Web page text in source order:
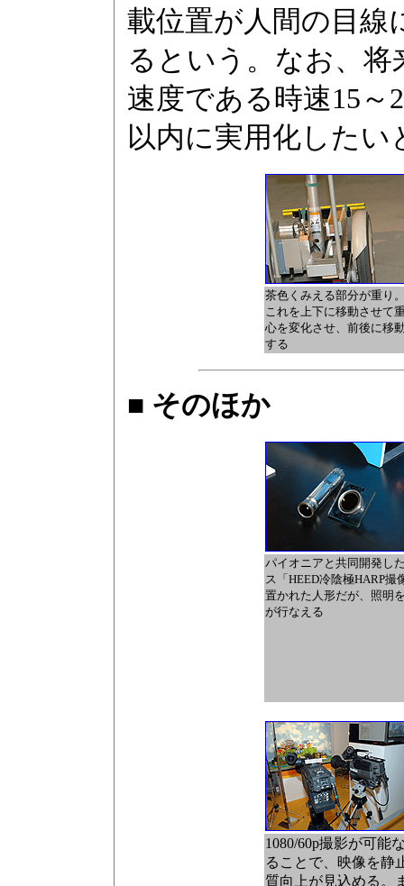
載位置が人間の目線
るという。なお、
速度である時速15～
以内に実用化したい
茶色くみえる部分が重り
これを上下に移動させて
心を変化させ、前後に移
する
■ そのほか
パイオニアと共同開発し
ス「HEED冷陰極HARP
置かれた人形だが、照明
が行なえる
1080/60p撮影が可能
ることで、映像を静
質向上が見込める。